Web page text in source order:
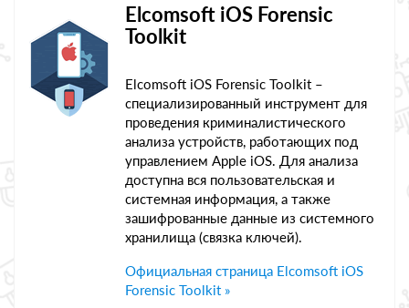
Elcomsoft iOS Forensic
Toolkit
Elcomsoft iOS Forensic Toolkit –
специализированный инструмент для
проведения криминалистического
анализа устройств, работающих под
управлением Apple iOS. Для анализа
доступна вся пользовательская и
системная информация, а также
зашифрованные данные из системного
хранилища (связка ключей).
Официальная страница Elcomsoft iOS
Forensic Toolkit »